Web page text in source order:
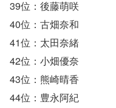
39位：後藤萌咲
40位：古畑奈和
41位：太田奈緒
42位：小畑優奈
43位：熊崎晴香
44位：豊永阿紀